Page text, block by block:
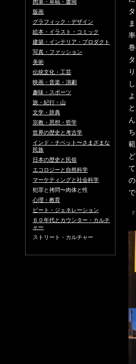
肉筆・草稿・書簡
版画
グラフィック・デザイン
絵本・イラスト・コミック
建築・インテリア・プロダクト
写真・ファッション
美術
伝統文化・工芸
映画・音楽・演劇
趣味・スポーツ
旅・紀行・山
文学・辞典
宗教・思想・哲学
世界の歴史と考古学
インド・チベット〜さまざまな
民族
日本の歴史と民俗
エコロジーと自然科学
マーケティングと社会科学
犯罪と拷問〜肉体と性
心理・教育
ビート・ジェネレーション
６０年代とカウンター・カルチ
ャー
ストリート・カルチャー
り
ん
の